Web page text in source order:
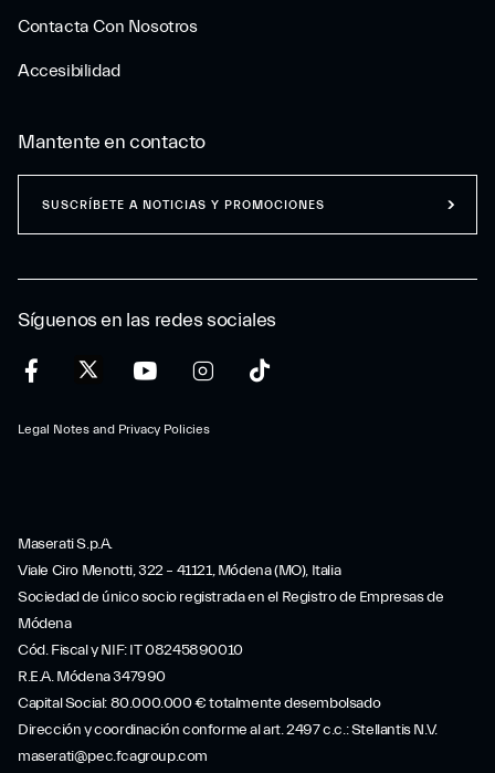
Contacta Con Nosotros
Accesibilidad
Síguenos en las redes sociales
Legal Notes and Privacy Policies
Mantente en contacto
SUSCRÍBETE A NOTICIAS Y PROMOCIONES
Maserati S.p.A.
Viale Ciro Menotti, 322 – 41121, Módena (MO), Italia
Sociedad de único socio registrada en el Registro de Empresas de
Módena
Cód. Fiscal y NIF: IT 08245890010
R.E.A. Módena 347990
Capital Social: 80.000.000 € totalmente desembolsado
Dirección y coordinación conforme al art. 2497 c.c.: Stellantis N.V.
maserati@pec.fcagroup.com